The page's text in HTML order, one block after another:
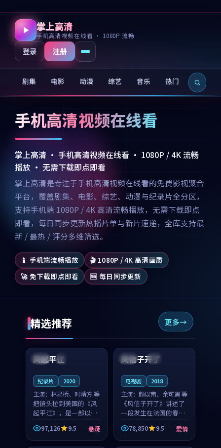
掌上高清
手机高清视频在线看 · 1080P 流畅
登录 注册
剧集 电影 动漫 综艺 音乐 热门 新片
手机高清视频在线看
掌上高清 · 手机高清视频在线看 · 1080P / 4K 流畅
播放 · 无需下载即点即看
掌上高清是专注于手机高清视频在线看的免费影视聚合
平台，覆盖剧集、电影、综艺、动漫与纪录片全分区，
支持手机端 1080P / 4K 高清流畅播放，无需下载即点
即看，每日同步更新热播片单与新片速递，全库支持最
新 / 最热 / 评分多维筛选。
📱 手机端流畅播放
🎬 1080P / 4K 高清画质
🚀 免下载即点即看
🆕 每日同步更新
精选推荐 更多
美国 完结
99:07
风起平江
纪录片 2020
主演： 林星桥、时晴方 等
把镜头拉到美国的《风
起平江》，是一部以时
光记忆为底色的悬疑作
品。林星桥和时晴方贡
献了2020年颇受关注的
97,126 9.5 悬疑
法国 4K
99:21
风信子开了
电视剧 2018
主演： 颜以南、余可遇 等
《风信子开了》讲述了
一段发生在法国的春日
漫步故事。颜以南饰演
的主角与余可遇的角色
因一场意外卷入更深的
78,850 9.5 爱情